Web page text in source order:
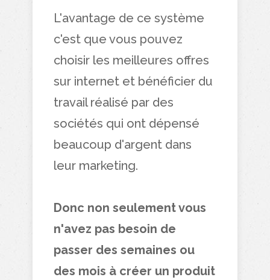
L'avantage de ce système
c'est que vous pouvez
choisir les meilleures offres
sur internet et bénéficier du
travail réalisé par des
sociétés qui ont dépensé
beaucoup d'argent dans
leur marketing.
Donc non seulement vous
n'avez pas besoin de
passer des semaines ou
des mois à créer un produit